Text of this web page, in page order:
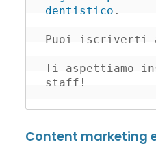
dentistico .
Puoi iscriverti
Ti aspettiamo
staff!
Content marketing